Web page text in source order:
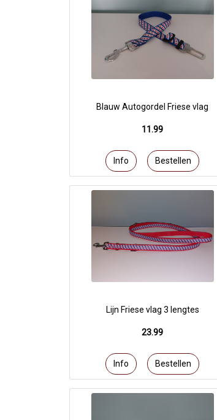
Blauw Autogordel Friese vlag
11.99
Lijn Friese vlag 3 lengtes
23.99